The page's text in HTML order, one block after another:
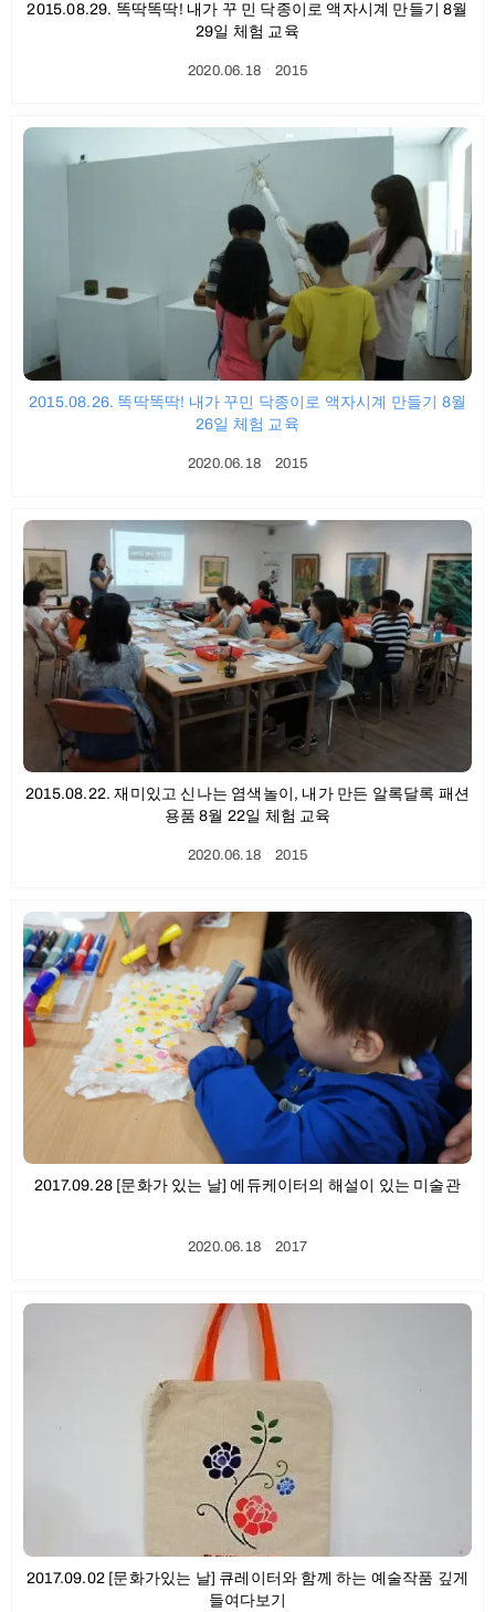
2015.08.29. 똑딱똑딱! 내가 꾸 민 닥종이로 액자시계 만들기 8월
29일 체험 교육
2020.06.18ㆍ2015
2015.08.26. 똑딱똑딱! 내가 꾸민 닥종이로 액자시계 만들기 8월
26일 체험 교육
2020.06.18ㆍ2015
2015.08.22. 재미있고 신나는 염색놀이, 내가 만든 알록달록 패션
용품 8월 22일 체험 교육
2020.06.18ㆍ2015
2017.09.28 [문화가 있는 날] 에듀케이터의 해설이 있는 미술관
2020.06.18ㆍ2017
2017.09.02 [문화가있는 날] 큐레이터와 함께 하는 예술작품 깊게
들여다보기